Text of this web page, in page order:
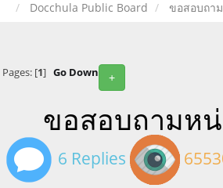
Docchula Public Board
ขอสอบถา
+
Pages: [1] Go Down
ขอสอบถามห
6 Replies